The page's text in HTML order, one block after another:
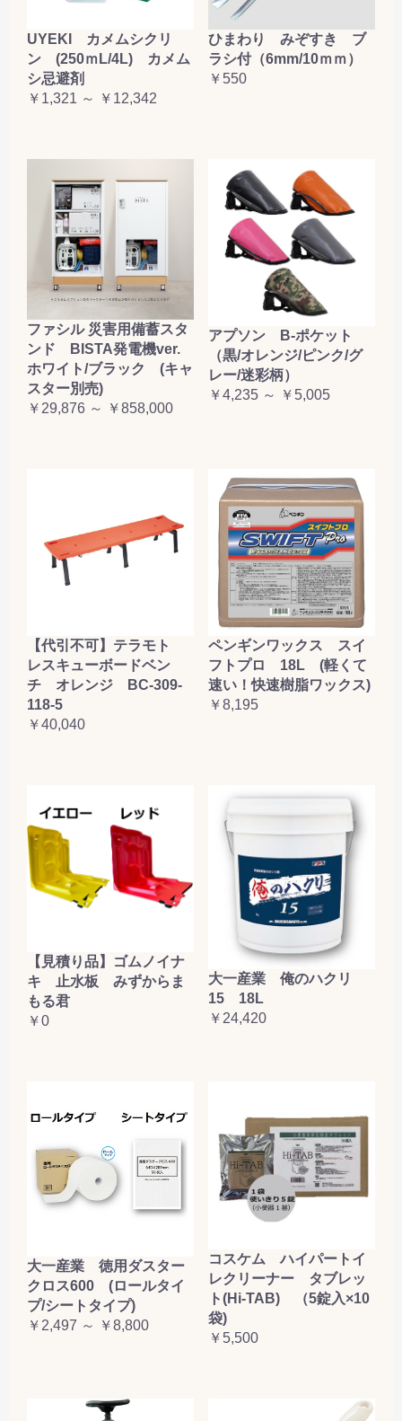
カートへ進む
UYEKI カメムシクリ
ン (250ｍL/4L) カメム
シ忌避剤
￥1,321 ～ ￥12,342
ひまわり みぞすき ブ
ラシ付（6mm/10ｍｍ）
￥550
ファシル 災害用備蓄スタ
ンド BISTA発電機ver.
ホワイト/ブラック (キャ
スター別売)
￥29,876 ～ ￥858,000
アプソン B-ポケット
（黒/オレンジ/ピンク/グ
レー/迷彩柄）
￥4,235 ～ ￥5,005
【代引不可】テラモト
レスキューボードベン
チ オレンジ BC-309-
118-5
￥40,040
ペンギンワックス スイ
フトプロ 18L (軽くて
速い！快速樹脂ワックス)
￥8,195
【見積り品】ゴムノイナ
キ 止水板 みずからま
もる君
￥0
大一産業 俺のハクリ
15 18L
￥24,420
大一産業 徳用ダスター
クロス600 (ロールタイ
プ/シートタイプ)
￥2,497 ～ ￥8,800
コスケム ハイパートイ
レクリーナー タブレッ
ト(Hi-TAB) （5錠入×10
袋)
￥5,500